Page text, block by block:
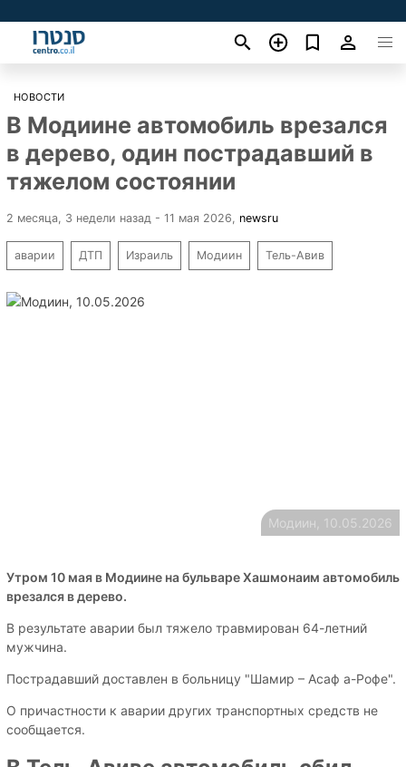
НОВОСТИ
В Модиине автомобиль врезался
в дерево, один пострадавший в
тяжелом состоянии
2 месяца, 3 недели назад - 11 мая 2026 newsru
аварии ДТП Израиль Модиин Тель-Авив
Модиин, 10.05.2026
Утром 10 мая в Модиине на бульваре Хашмонаим автомобиль
врезался в дерево.
В результате аварии был тяжело травмирован 64-летний
мужчина.
Пострадавший доставлен в больницу "Шамир – Асаф а-Рофе".
О причастности к аварии других транспортных средств не
сообщается.